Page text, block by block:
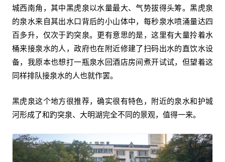
城西南角，其中黑虎泉以水量最大、气势拔得头筹。黑虎泉
的泉水来自其出水口背后的小山体中，每秒泉水喷涌量达四
百多升，仅次于趵突泉。更有意思的是，这里有大量拎着水
桶来接泉水的人，政府也在附近修建了扫码出水的直饮水设
备，我原本也想打一瓶泉水回酒店房间煮开试试，但望着这
同样排队接泉水的人也就作罢。
黑虎泉这个地方很推荐，确实很有特色，附近的泉水和护城
河形成了和趵突泉、大明湖完全不同的景观，值得一来。